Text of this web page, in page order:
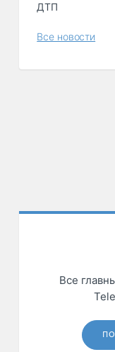
ДТП
Все новости
Все